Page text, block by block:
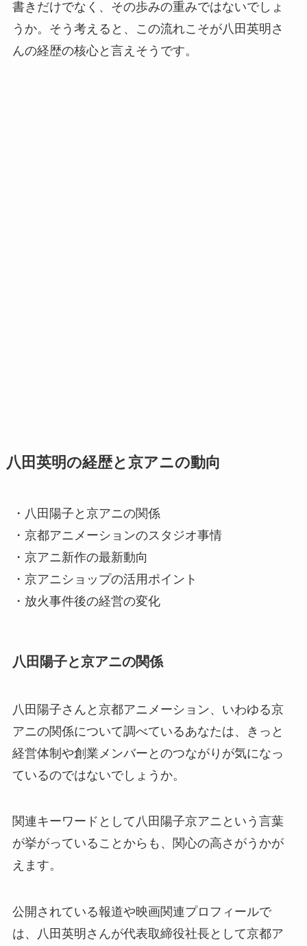
書きだけでなく、その歩みの重みではないでしょ
うか。そう考えると、この流れこそが八田英明さ
んの経歴の核心と言えそうです。
八田英明の経歴と京アニの動向
・八田陽子と京アニの関係
・京都アニメーションのスタジオ事情
・京アニ新作の最新動向
・京アニショップの活用ポイント
・放火事件後の経営の変化
八田陽子と京アニの関係
八田陽子さんと京都アニメーション、いわゆる京
アニの関係について調べているあなたは、きっと
経営体制や創業メンバーとのつながりが気になっ
ているのではないでしょうか。
関連キーワードとして八田陽子京アニという言葉
が挙がっていることからも、関心の高さがうかが
えます。
公開されている報道や映画関連プロフィールで
は、八田英明さんが代表取締役社長として京都ア